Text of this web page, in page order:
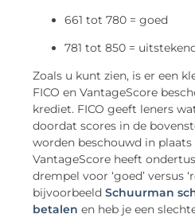
661 tot 780 = goed
781 tot 850 =
Zoals u kunt zien, is er een
FICO en VantageScore
krediet. FICO geeft leners
doordat scores in de
worden beschouwd in plaats
VantageScore heeft
drempel voor ‘goed’ versus
bijvoorbeeldSchuurman
betalen en heb je een